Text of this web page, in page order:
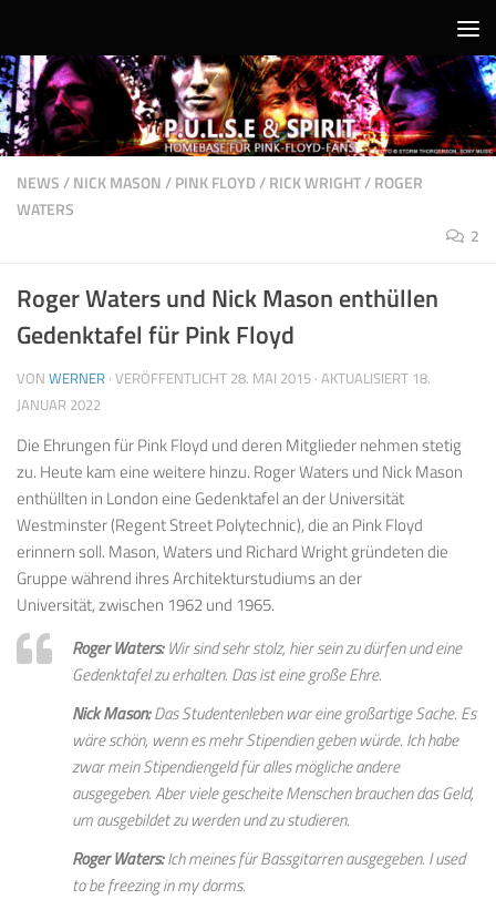
NEWS/NICK MASON/PINK FLOYD/RICK WRIGHT/ROGER
WATERS
2
Roger Waters und Nick Mason enthüllen
Gedenktafel für Pink Floyd
VON WERNER · VERÖFFENTLICHT 28. MAI 2015 · AKTUALISIERT 18.
JANUAR 2022
Die Ehrungen für Pink Floyd und deren Mitglieder nehmen stetig
zu. Heute kam eine weitere hinzu. Roger Waters und Nick Mason
enthüllten in London eine Gedenktafel an der Universität
Westminster (Regent Street Polytechnic), die an Pink Floyd
erinnern soll. Mason, Waters und RichardWrightgründeten die
Gruppewährend ihresArchitekturstudiumsan der
Universität,zwischen 1962 und 1965.
Roger Waters:Wir sind sehr stolz, hier sein zu dürfen und eine
Gedenktafel zu erhalten. Das ist eine große Ehre.
Nick Mason:Das Studentenleben war eine großartige Sache. Es
wäre schön, wenn es mehr Stipendien geben würde. Ich habe
zwar mein Stipendiengeld für alles mögliche andere
ausgegeben. Aber viele gescheite Menschen brauchen das Geld,
um ausgebildet zu werden und zu studieren.
Roger Waters:Ich meines für Bassgitarren ausgegeben. I used
to be freezing in my dorms.